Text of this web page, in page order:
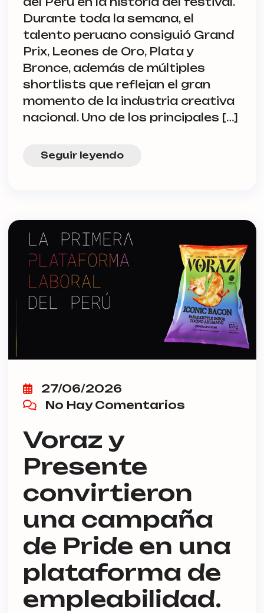
Durante toda la semana, el
talento peruano consiguió Grand
Prix, Leones de Oro, Plata y
Bronce, además de múltiples
shortlists que reflejan el gran
momento de la industria creativa
nacional. Uno de los principales […]
Seguir leyendo
27/06/2026
No Hay Comentarios
Voraz y
Presente
convirtieron
una campaña
de Pride en una
plataforma de
empleabilidad.